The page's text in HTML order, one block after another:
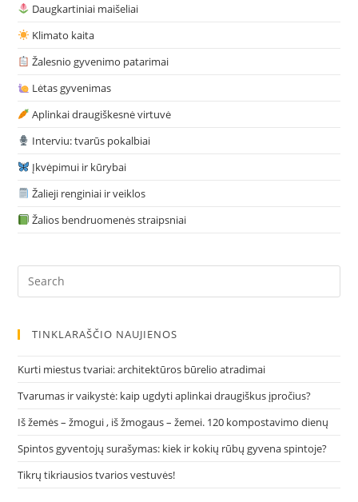
Daugkartiniai maišeliai
Klimato kaita
Žalesnio gyvenimo patarimai
Lėtas gyvenimas
Aplinkai draugiškesnė virtuvė
Interviu: tvarūs pokalbiai
Įkvėpimui ir kūrybai
Žalieji renginiai ir veiklos
Žalios bendruomenės straipsniai
TINKLARAŠČIO NAUJIENOS
Kurti miestus tvariai: architektūros būrelio atradimai
Tvarumas ir vaikystė: kaip ugdyti aplinkai draugiškus įpročius?
Iš žemės – žmogui , iš žmogaus – žemei. 120 kompostavimo dienų
Spintos gyventojų surašymas: kiek ir kokių rūbų gyvena spintoje?
Tikrų tikriausios tvarios vestuvės!